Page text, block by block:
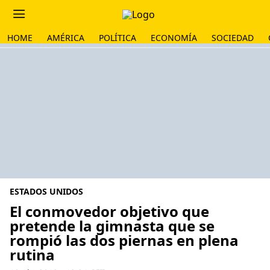
HOME AMÉRICA POLÍTICA ECONOMÍA SOCIEDAD
ESTADOS UNIDOS
El conmovedor objetivo que
pretende la gimnasta que se
rompió las dos piernas en plena
rutina